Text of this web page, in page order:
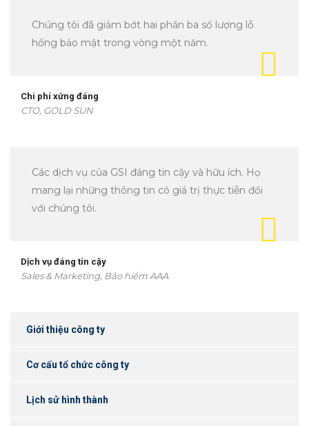
Chúng tôi đã giảm bớt hai phần ba số lượng lỗ
hổng bảo mật trong vòng một năm.
Chi phí xứng đáng
CTO, GOLD SUN
Các dịch vụ của GSI đáng tin cậy và hữu ích. Họ
mang lại những thông tin có giá trị thực tiễn đối
với chúng tôi.
Dịch vụ đáng tin cậy
Sales & Marketing, Bảo hiểm AAA
Giới thiệu công ty
Cơ cấu tổ chức công ty
Lịch sử hình thành